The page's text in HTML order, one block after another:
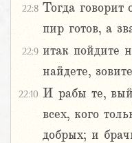
22:8 Тогда
пир готов, а
22:9 итак пойдите
найдете,
22:10 И рабы те,
всех, кого
добрых; и